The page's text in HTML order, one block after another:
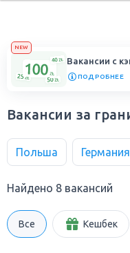
NEW
Вакансии с
ПОДРОБНЕЕ
Вакансии за
Польша Германия
Найдено 8 вакансий
Все Кешбек